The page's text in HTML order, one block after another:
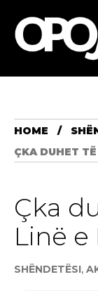
HOME
ÇKA DUHET
Çka
Linë
SHËNDETËSI,